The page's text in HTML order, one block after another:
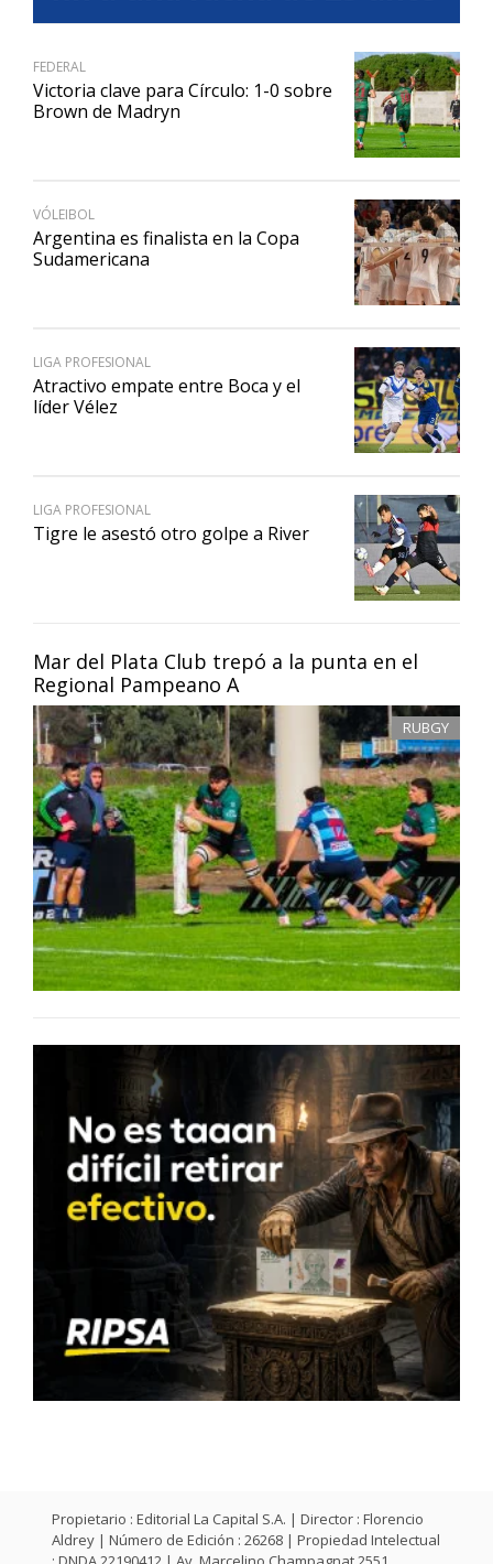
Mar del Plata Club trepó a la punta en el
Regional Pampeano A
RUBGY
FEDERAL
Victoria clave para Círculo: 1-0 sobre
Brown de Madryn
VÓLEIBOL
Argentina es finalista en la Copa
Sudamericana
LIGA PROFESIONAL
Atractivo empate entre Boca y el
líder Vélez
LIGA PROFESIONAL
Tigre le asestó otro golpe a River
Propietario : Editorial La Capital S.A. | Director : Florencio
Aldrey | Número de Edición : 26268 | Propiedad Intelectual